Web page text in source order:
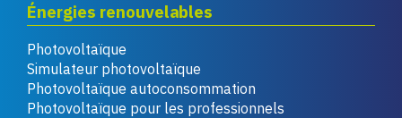
Énergies renouvelables
Photovoltaïque
Simulateur photovoltaïque
Photovoltaïque autoconsommation
Photovoltaïque pour les professionnels